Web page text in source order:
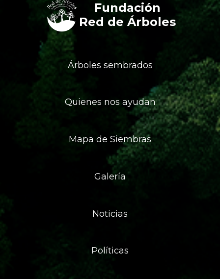
Fundación
Red de Árboles
Árboles sembrados
Quienes nos ayudan
Mapa de Siembras
Galería
Noticias
Políticas